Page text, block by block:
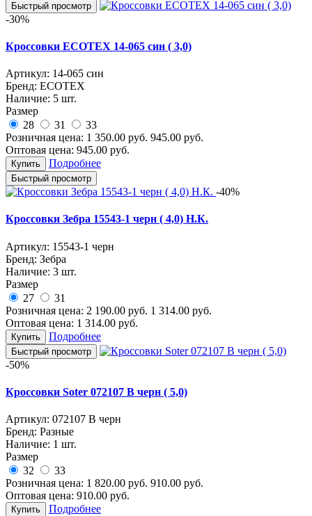
Быстрый просмотр
-30%
Кроссовки ECOTEX 14-065 син ( 3,0)
Артикул: 14-065 син
Бренд: ECOTEX
Наличие: 5 шт.
Размер
28
31
33
Розничная цена: 1 350.00 руб. 945.00 руб.
Оптовая цена: 945.00 руб.
Купить Подробнее
Быстрый просмотр
-40%
Кроссовки Зебра 15543-1 черн ( 4,0) Н.К.
Артикул: 15543-1 черн
Бренд: Зебра
Наличие: 3 шт.
Размер
27
31
Розничная цена: 2 190.00 руб. 1 314.00 руб.
Оптовая цена: 1 314.00 руб.
Купить Подробнее
Быстрый просмотр
-50%
Кроссовки Soter 072107 В черн ( 5,0)
Артикул: 072107 В черн
Бренд: Разные
Наличие: 1 шт.
Размер
32
33
Розничная цена: 1 820.00 руб. 910.00 руб.
Оптовая цена: 910.00 руб.
Купить Подробнее